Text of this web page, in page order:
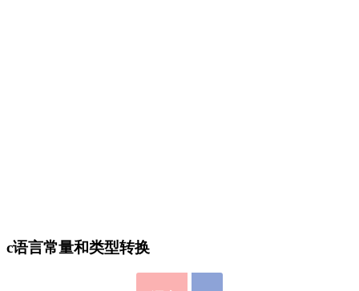
c语言常量和类型转换